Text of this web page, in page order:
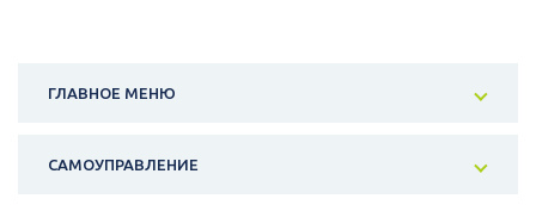
ГЛАВНОЕ МЕНЮ
САМОУПРАВЛЕНИЕ